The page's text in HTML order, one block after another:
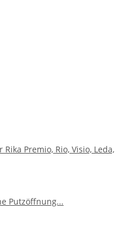
Premio, Rio, Visio, Leda,